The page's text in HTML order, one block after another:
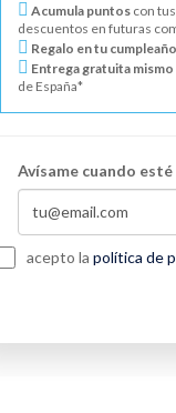
Acumula puntoscon tus
descuentos en futuras
Regalo en tu
Entrega gratuita mismo
de España*
Avísame cuando
acepto la política de